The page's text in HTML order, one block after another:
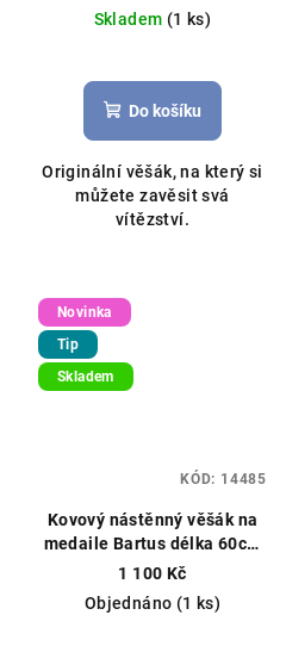
Skladem (1 ks)
Do košíku
Originální věšák, na který si
můžete zavěsit svá
vítězství.
Novinka
Tip
Skladem
Kovový nástěnný věšák na
medaile Bartus délka 60cm
černý
1 100 Kč
Objednáno (1 ks)
KÓD: 14485